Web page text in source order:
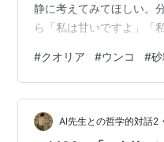
静に考えてみてほしい。
ら「私は甘いですよ」「
水素の複雑なダンスに過
「匂い」という彩りをつ
まう、生存第一主義の「
である。塩だってただの
#クオリア #ウンコ #
AI先生との哲学的対話2